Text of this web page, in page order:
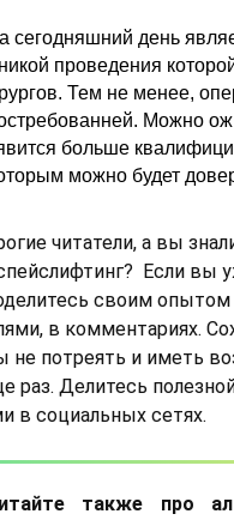
сегодняшний день
проведения
Тем не менее,
Можно
больше
можно будет
читатели, а вы
Если вы
своим
в комментариях.
не потреять и иметь
раз. Делитесь
в социальных сетях.
также про